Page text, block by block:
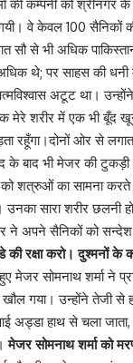
की कम्पनी को श्रीनगर
गयी। वे केवल 100
सौ से भी अधिक
थे; पर साहस की धनी
अटूट था।
मेरे शरीर में एक भी बूँद
ओर से लगातार
बाद भी मेजर की टुकड़ी
को शत्रुओं का सामना
सारा शरीर छलनी
अपने सैनिकों को सन्देश
की रक्षा करो। दुश्मनों
मेजर सोमनाथ शर्मा ने
गया। उन्होंने तेजी
अड्डा हाथ से चला
मेजर सोमनाथ शर्मा को